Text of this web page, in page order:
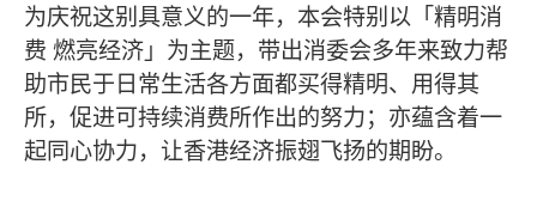
为庆祝这别具意义的一年，本会特别以「精明消
费 燃亮经济」为主题，带出消委会多年来致力帮
助市民于日常生活各方面都买得精明、用得其
所，促进可持续消费所作出的努力；亦蕴含着一
起同心协力，让香港经济振翅飞扬的期盼。